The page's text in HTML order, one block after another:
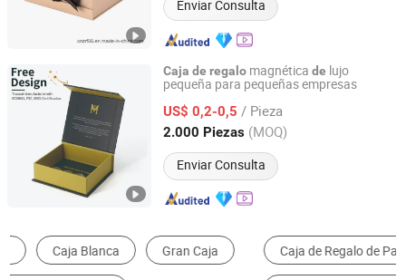
Enviar Consulta
Caja de regalo magnética de lujo
pequeña para pequeñas empresas
US$ 0,2-0,5 / Pieza
2.000 Piezas (MOQ)
Enviar Consulta
Guangzhou Yison Printing Co., Ltd.
Guangdong, China Desde 2024
Caja de Regalo de Papel Cajas de Embalaje